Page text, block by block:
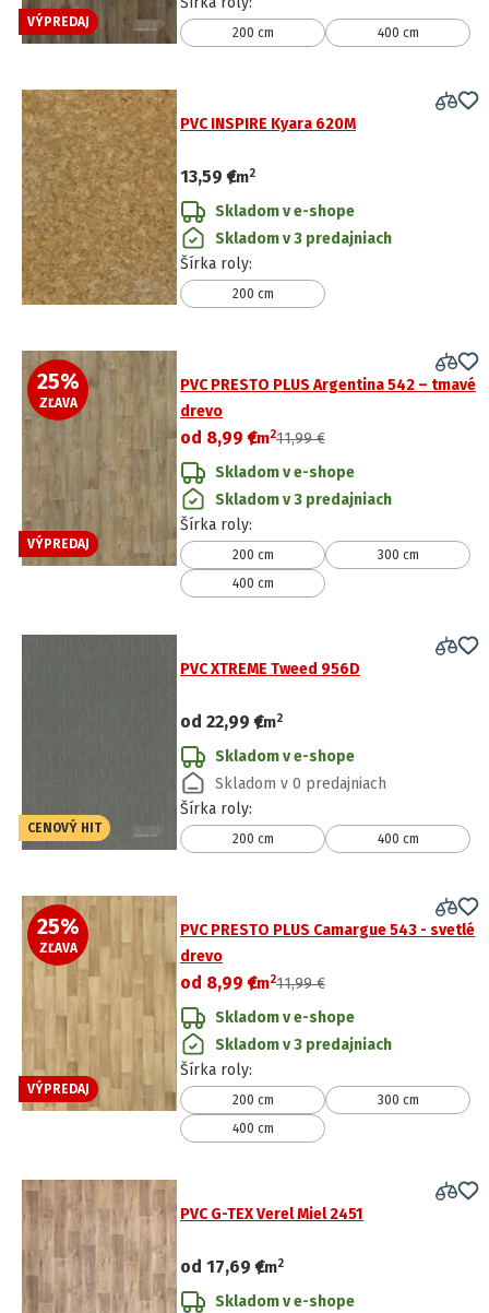
VÝPREDAJ
200 cm 400 cm
PVC INSPIRE Kyara 620M
13,59 €
/m2
Skladom v e-shope
Skladom v 3 predajniach
Šírka roly:
200 cm
25%
ZĽAVA
VÝPREDAJ
PVC PRESTO PLUS Argentina 542 – tmavé
drevo
od 8,99 €
/m211,99 €
Skladom v e-shope
Skladom v 3 predajniach
Šírka roly:
200 cm
300 cm
400 cm
CENOVÝ HIT
PVC XTREME Tweed 956D
od 22,99 €
/m2
Skladom v e-shope
Skladom v 0 predajniach
Šírka roly:
200 cm 400 cm
25%
ZĽAVA
VÝPREDAJ
PVC PRESTO PLUS Camargue 543 - svetlé
drevo
od 8,99 €
/m211,99 €
Skladom v e-shope
Skladom v 3 predajniach
Šírka roly:
200 cm
300 cm
400 cm
PVC G-TEX Verel Miel 2451
od 17,69 €
/m2
Skladom v e-shope